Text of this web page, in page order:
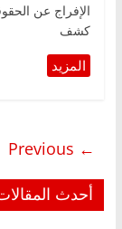
الإفراج عن
كشف
← Previous
أحدث